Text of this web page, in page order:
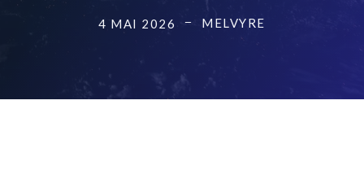
4 MAI 2026 MELVYRE